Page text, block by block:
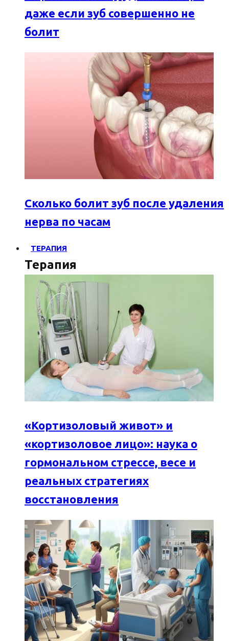
даже если зуб совершенно не
болит
Сколько болит зуб после удаления
нерва по часам
ТЕРАПИЯ
Терапия
«Кортизоловый живот» и
«кортизоловое лицо»: наука о
гормональном стрессе, весе и
реальных стратегиях
восстановления